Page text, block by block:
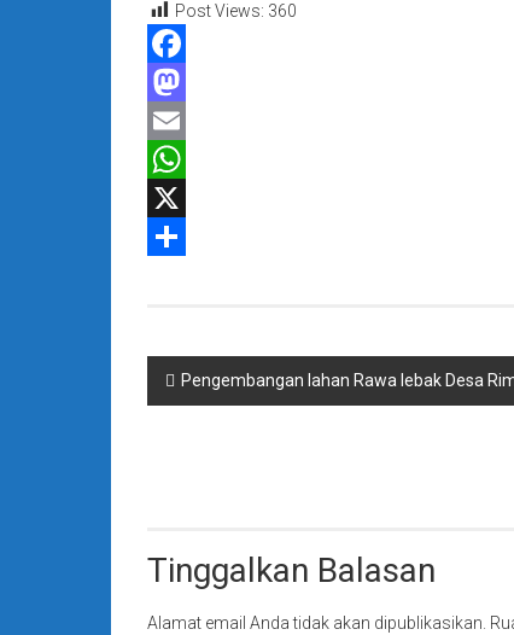
Post Views: 360
Facebook
Mastodon
Email
WhatsApp
X
Navigasi
Pengembangan lahan Rawa lebak Desa
Tinggalkan Balasan
Alamat email Anda tidak akan dipublikasikan.